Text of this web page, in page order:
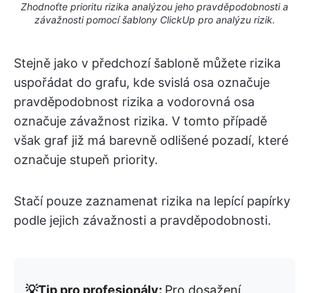
Zhodnoťte prioritu rizika analýzou jeho pravděpodobnosti a
závažnosti pomocí šablony ClickUp pro analýzu rizik.
Stejně jako v předchozí šabloně můžete rizika
uspořádat do grafu, kde svislá osa označuje
pravděpodobnost rizika a vodorovná osa
označuje závažnost rizika. V tomto případě
však graf již má barevně odlišené pozadí, které
označuje stupeň priority.
Stačí pouze zaznamenat rizika na lepící papírky
podle jejich závažnosti a pravděpodobnosti.